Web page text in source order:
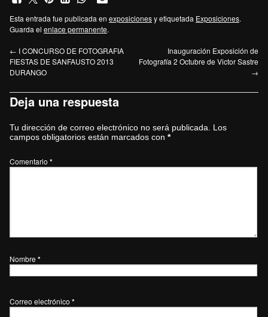
Esta entrada fue publicada en exposicionesy etiquetada Exposiciones.
Guarda el enlace permanente.
← I CONCURSO DE FOTOGRAFIA
FIESTAS DE SANFAUSTO 2013
DURANGO
Inauguración Exposición de
Fotografía 2 Octubre de Victor Sastre
→
Deja una respuesta
Tu dirección de correo electrónico no será publicada.
Los
campos obligatorios están marcados con *
Comentario *
Nombre *
Correo electrónico *